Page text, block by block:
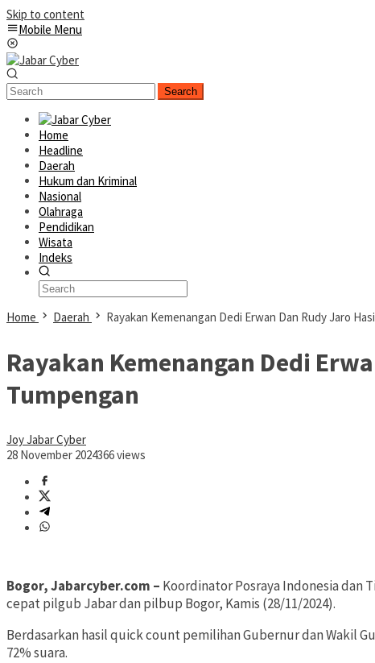
Skip to content
Mobile Menu
Search
Home
Headline
Daerah
Hukum dan Kriminal
Nasional
Olahraga
Pendidikan
Wisata
Indeks
Home Daerah Rayakan Kemenangan Dedi Erwan Dan Rudy Jaro
Rayakan Kemenangan Dedi
Tumpengan
Joy Jabar Cyber
28 November 2024366 views
Bogor, Jabarcyber.com – Koordinator Posraya Indonesia dan
cepat pilgub Jabar dan pilbup Bogor, Kamis (28/11/2024).
Berdasarkan hasil quick count pemilihan Gubernur dan Wakil
72% suara.